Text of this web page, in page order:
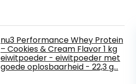
nu3 Performance Whey Protein
– Cookies & Cream Flavor 1 kg
eiwitpoeder - eiwitpoeder met
goede oplosbaarheid - 22,3 g…